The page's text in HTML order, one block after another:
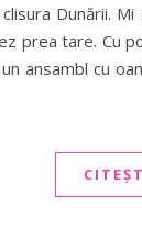
Dunării.
prea tare. Cu
ansambl cu